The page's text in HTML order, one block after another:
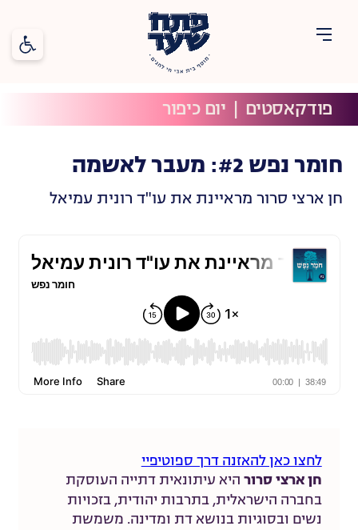
פתח
שער
חגים
פודקאסטים יום כיפור
חומר נפש #2: מעבר לאשמה
חן ארצי סרור מראיינת את עו"ד רונית עמיאל
לחצו כאן להאזנה דרך ספוטיפיי
חן ארצי סרור היא עיתונאית דתייה העוסקת
בחברה הישראלית, בתרבות יהודית, בזכויות
נשים ובסוגיות בנושא דת ומדינה. משמשת